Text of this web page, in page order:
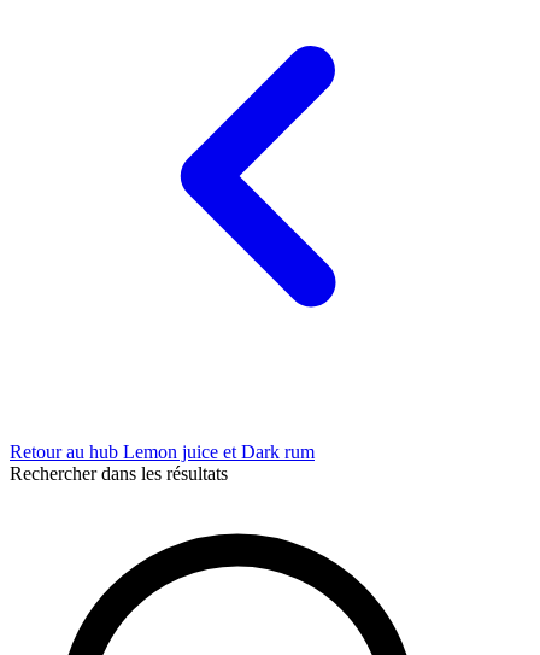
Retour au hub Lemon juice et Dark rum
Rechercher dans les résultats